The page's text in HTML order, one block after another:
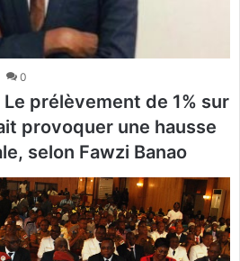
0
prélèvement de 1% sur
provoquer une hausse
selon Fawzi Banao